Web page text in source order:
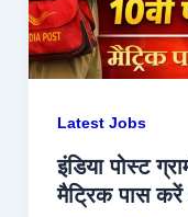
Latest Jobs
इंडिया पोस्ट
मैट्रिक पास